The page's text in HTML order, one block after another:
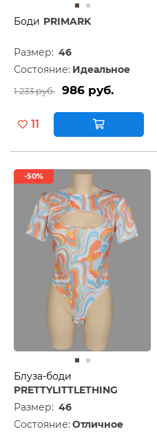
Боди PRIMARK
Размер: 46
Состояние: Идеальное
1 233 руб. 986 руб.
11
-50%
Блуза-боди
PRETTYLITTLETHING
Размер: 46
Состояние: Отличное